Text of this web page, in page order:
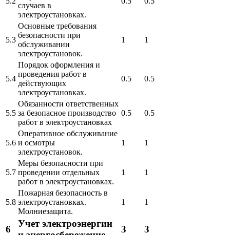
случаев в
электроустановках.
5.3
Основные требования
безопасности при
обслуживании
электроустановок.
1 1
5.4
Порядок оформления и
проведения работ в
действующих
электроустановках.
0.5 0.5
5.5
Обязанности ответственных
за безопасное производство
работ в электроустановках
0.5 0.5
5.6
Оперативное обслуживание
и осмотры
электроустановок.
1 1
5.7
Меры безопасности при
проведении отдельных
работ в электроустановках.
1 1
5.8
Пожарная безопасность в
электроустановках.
Молниезащита.
1 1
6
Учет электроэнергии
3 3